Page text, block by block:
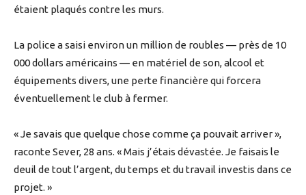
étaient plaqués contre les murs.
La police a saisi environ un million de roubles — près de 10
000 dollars américains — en matériel de son, alcool et
équipements divers, une perte financière qui forcera
éventuellement le club à fermer.
« Je savais que quelque chose comme ça pouvait arriver »,
raconte Sever, 28 ans. « Mais j’étais dévastée. Je faisais le
deuil de tout l’argent, du temps et du travail investis dans ce
projet. »